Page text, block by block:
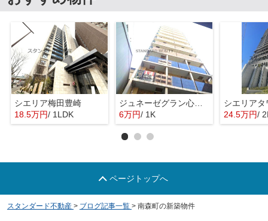
シエリア梅田豊崎
18.5万円/ 1LDK
ジュネーゼグラン心斎橋東
6万円/ 1K 24.5万円/
ページトップへ
スタンダード不動産 > ブログ記事一覧 > 南森町の新築物件